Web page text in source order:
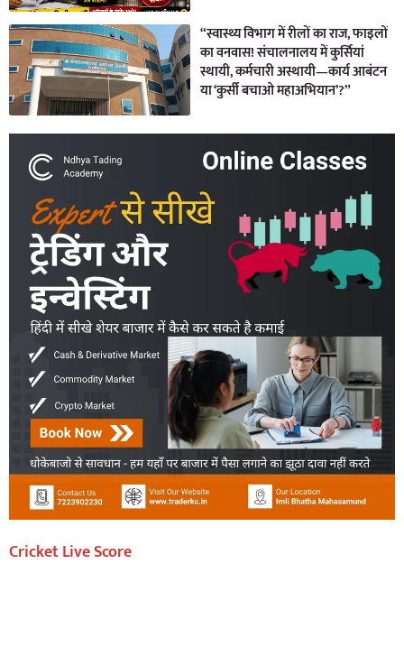
“स्वास्थ्य विभाग में रीलों का राज, फाइलों
का वनवास! संचालनालय में कुर्सियां
स्थायी, कर्मचारी अस्थायी—कार्य आबंटन
या ‘कुर्सी बचाओ महाअभियान’?”
Cricket Live Score